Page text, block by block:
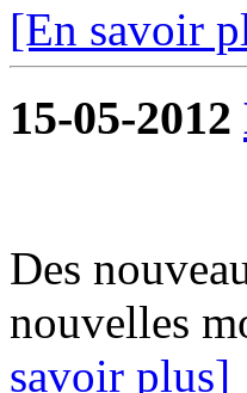
[En savoir
15-05-2012
Des
nouvelles
savoir plus]